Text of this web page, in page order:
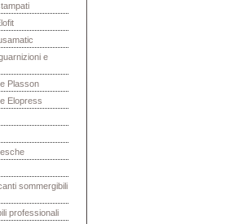
e
Plasson
Elopress
sommergibili
professionali